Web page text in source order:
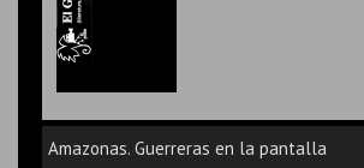
Amazonas. Guerreras en la pantalla